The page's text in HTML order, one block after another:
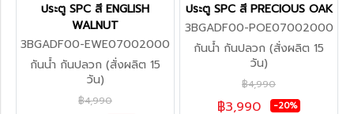
ประตู SPC สี ENGLISH
WALNUT
3BGADF00-EWE07002000
กันน้ำ กันปลวก (สั่งผลิต 15
วัน)
฿4,990
ประตู SPC สี PRECIOUS OAK
3BGADF00-POE07002000
กันน้ำ กันปลวก (สั่งผลิต 15
วัน)
฿4,990
฿3,990 -20%